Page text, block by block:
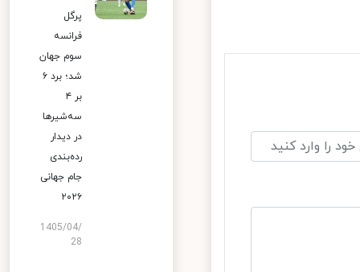
پرگل
فرانسه
سوم جهان
شد؛ برد ۶
بر ۴
سه‌شیرها
در دیدار
رده‌بندی
جام جهانی
۲۰۲۶
1405/04/
28